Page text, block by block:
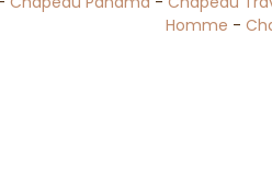
Homme -